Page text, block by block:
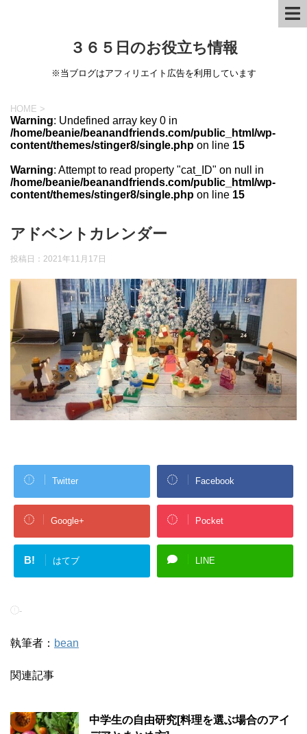
３６５日のお役立ち情報
※当ブログはアフィリエイト広告を利用しています
HOME >
Warning: Undefined array key 0 in
/home/beanie/beanandfriends.com/public_html/wp-
content/themes/stinger8/single.php on line 15
Warning: Attempt to read property "cat_ID" on null in
/home/beanie/beanandfriends.com/public_html/wp-
content/themes/stinger8/single.php on line 15
アドベントカレンダー
投稿日： 2021年11月17日
Twitter Facebook
Google+ Pocket
B! はてブ LINE
-
執筆者： bean
関連記事
中学生の自由研究[料理を選ぶ場合のアイ